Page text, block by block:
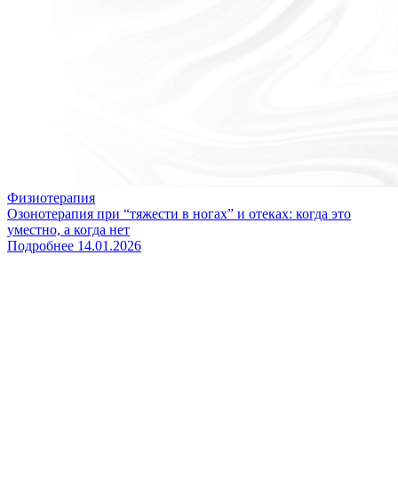
Физиотерапия
Озонотерапия при “тяжести в ногах” и отеках: когда это
уместно, а когда нет
Подробнее 14.01.2026